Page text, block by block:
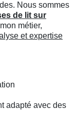
Nous sommes
de lit sur
métier,
et expertise
adapté avec des